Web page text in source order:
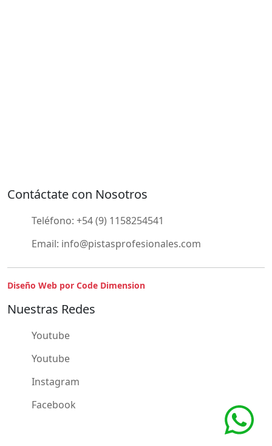
Contáctate con Nosotros
Teléfono: +54 (9) 1158254541
Email: info@pistasprofesionales.com
Diseño Web por Code Dimension
Nuestras Redes
Youtube
Youtube
Instagram
Facebook